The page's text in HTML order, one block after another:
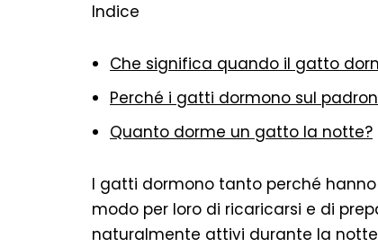
Indice
Che significa quando il gatto
Perché i gatti dormono sul
Quanto dorme un gatto la notte?
I gatti dormono tanto perché
modo per loro di ricaricarsi e di
naturalmente attivi durante la